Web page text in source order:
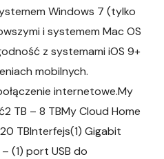
Windows 7 (tylko
i systemem Mac OS
z systemami iOS 9+
mobilnych.
internetowe.My
TB – 8 TBMy Cloud Home
TBInterfejs(1) Gigabit
(1) port USB do